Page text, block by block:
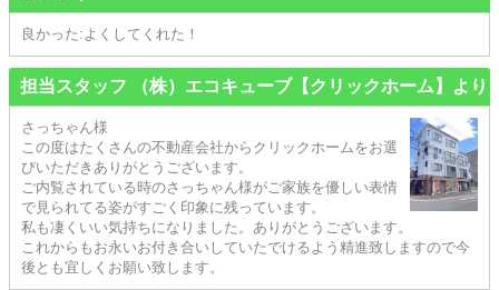
良かった:よくしてくれた！
担当スタッフ （株）エコキューブ【クリックホーム】より
さっちゃん様
この度はたくさんの不動産会社からクリックホームをお選
びいただきありがとうございます。
ご内覧されている時のさっちゃん様がご家族を優しい表情
で見られてる姿がすごく印象に残っています。
私も凄くいい気持ちになりました。ありがとうございます。
これからもお永いお付き合いしていたでけるよう精進致しますので今
後とも宜しくお願い致します。